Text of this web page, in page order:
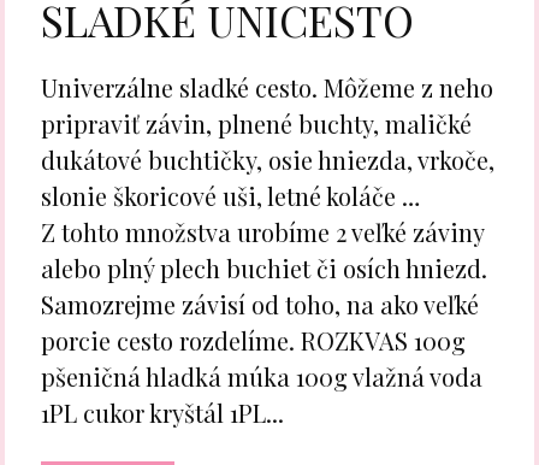
SLADKÉ UNICESTO
Univerzálne sladké cesto. Môžeme z neho
pripraviť závin, plnené buchty, maličké
dukátové buchtičky, osie hniezda, vrkoče,
slonie škoricové uši, letné koláče …
Z tohto množstva urobíme 2 veľké záviny
alebo plný plech buchiet či osích hniezd.
Samozrejme závisí od toho, na ako veľké
porcie cesto rozdelíme. ROZKVAS 100g
pšeničná hladká múka 100g vlažná voda
1PL cukor kryštál 1PL...